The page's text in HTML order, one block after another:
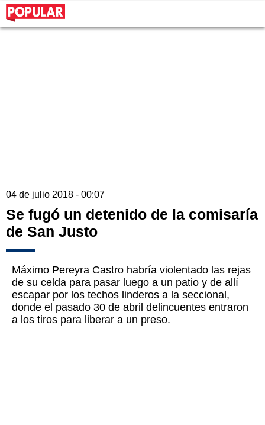
04 de julio 2018 - 00:07
Se fugó un detenido de la comisaría
de San Justo
Máximo Pereyra Castro habría violentado las rejas
de su celda para pasar luego a un patio y de allí
escapar por los techos linderos a la seccional,
donde el pasado 30 de abril delincuentes entraron
a los tiros para liberar a un preso.